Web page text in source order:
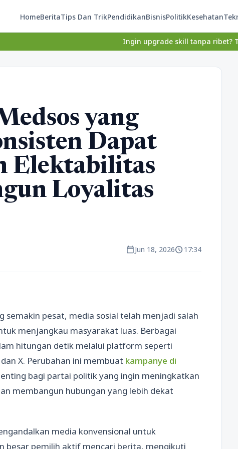
HomeBeritaTips Dan TrikPendidikanBisnisPolitikKesehatan
Ingin upgrade skill tanpa ribet? Temukan
yang
Dapat
Elektabilitas
Loyalitas
calendar_todayJun 18, 2026schedule17:34
pesat, media sosial telah menjadi salah
menjangkau masyarakat luas. Berbagai
hitungan detik melalui platform seperti
X. Perubahan ini membuat kampanye di
bagi partai politik yang ingin meningkatkan
membangun hubungan yang lebih dekat
media konvensional untuk
besar pemilih aktif mencari berita, mengikuti